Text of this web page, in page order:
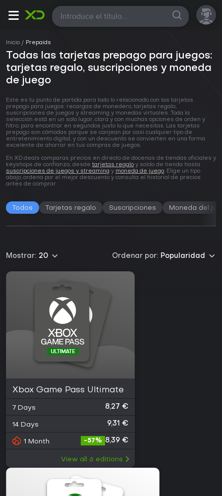
Todas
Inicio Prepaids
Todas las tarjetas prepago para juegos:
tarjetas regalo, suscripciones y moneda
de juego
Este es tu punto de partida para todo lo relacionado con las tarjetas
prepago para juegos: recargas de monedero, tarjetas regalo,
suscripciones de juegos y streaming y monedas virtuales. Toda la
selección está en un solo lugar, clara y con muchas opciones de orden y
filtro, para encontrar en segundos justo lo que necesitas. Las tarjetas
prepago son cómodas porque se canjean por casi cualquier tipo de
entretenimiento digital, y con un descuento se convierten en una forma
excelente de ahorrar en tus compras de juegos.
En XD.deals comparas precios en directo de docenas de tiendas oficiales y
keyshops de confianza, desde tarjetas regalo y saldo de tienda hasta
suscripciones de juegos y streaming y moneda de juego. Elige un tipo
abajo, ordena por el mejor descuento y consulta el historial de precios
antes de comprar.
Todos Tarjetas regalo Suscripciones Moneda del
Ordenar por: Popularidad
Mostrar: 20
Xbox Game Pass Ultimate
7 Days 8,27 €
14 Days 9,31 €
1 Month -57% 8,39 €
View all 6 editions